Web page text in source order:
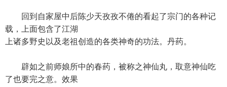
回到自家屋中后陈少天孜孜不倦的看起了宗门的各种记
载，上面包含了江湖
上诸多野史以及老祖创造的各类神奇的功法。丹药。
辟如之前师娘所中的春药，被称之神仙丸，取意神仙吃
了也要完之意。效果